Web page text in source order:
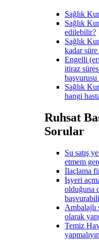
Sağlık
Sağlık
edilebilir?
Sağlık
kadar
Engelli
itiraz
başvurusu
Sağlık
hangi
Ruhsat
Sorular
Su satış
etmem
İlaçlama
İşyeri
olduğuna
Ambalajlı
olarak
Temiz